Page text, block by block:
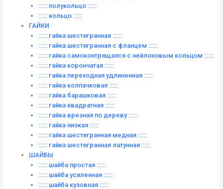
:::::: полукольцо ::::::
:::::: кольцо ::::::
ГАЙКИ
:::::: гайка шестигранная ::::::
:::::: гайка шестигранная с фланцем ::::::
:::::: гайка самоконтрящаяся с нейлоновым кольцом ::::::
:::::: гайка корончатая ::::::
:::::: гайка переходная удлиненная ::::::
:::::: гайка колпачковая ::::::
:::::: гайка барашковая ::::::
:::::: гайка квадратная ::::::
:::::: гайка врезная по дереву ::::::
:::::: гайка низкая ::::::
:::::: гайка шестигранная медная ::::::
:::::: гайка шестигранная латунная ::::::
ШАЙБЫ
:::::: шайба простая ::::::
:::::: шайба усиленная ::::::
:::::: шайба кузовная ::::::